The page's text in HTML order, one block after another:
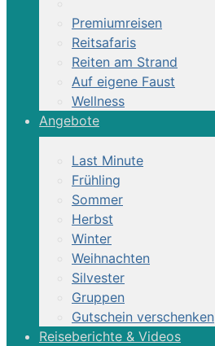
Premiumreisen
Reitsafaris
Reiten am Strand
Auf eigene Faust
Wellness
Angebote
Last Minute
Frühling
Sommer
Herbst
Winter
Weihnachten
Silvester
Gruppen
Gutschein verschenken
Reiseberichte & Videos